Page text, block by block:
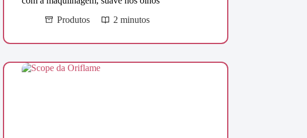
Produtos
2 minutos